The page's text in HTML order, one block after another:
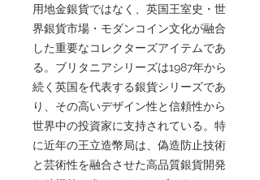
用地金銀貨ではなく、英国王室史・世
界銀貨市場・モダンコイン文化が融合
した重要なコレクターズアイテムであ
る。ブリタニアシリーズは1987年から
続く英国を代表する銀貨シリーズであ
り、その高いデザイン性と信頼性から
世界中の投資家に支持されている。特
に近年の王立造幣局は、偽造防止技術
と芸術性を融合させた高品質銀貨開発